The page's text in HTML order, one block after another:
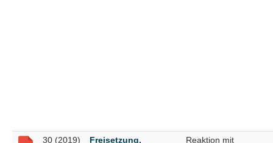
30 (2019)
Freisetzung,
Reaktion mit